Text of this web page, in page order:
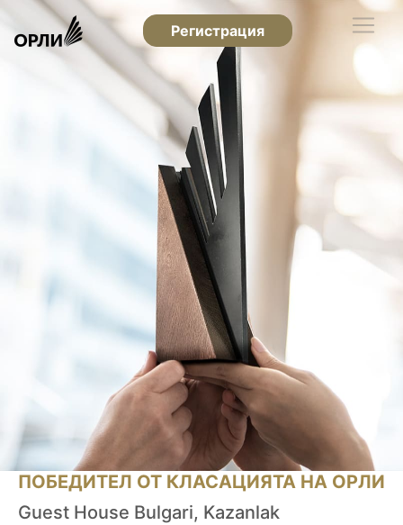
Регистрация
ПОБЕДИТЕЛ ОТ КЛАСАЦИЯТА НА ОРЛИ
Guest House Bulgari, Kazanlak